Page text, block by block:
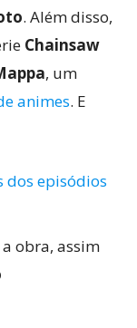
. Além disso,
Chainsaw
, um
animes. E
dos episódios
obra, assim